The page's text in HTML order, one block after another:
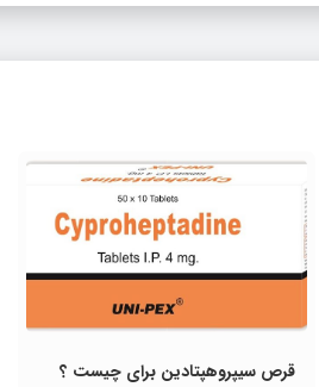
قرص سیپروهپتادین برای چیست ؟